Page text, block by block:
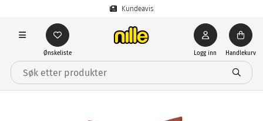
Kundeavis
Ønskeliste Logg inn Handlekurv